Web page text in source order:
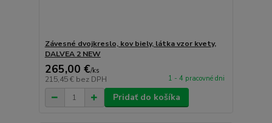
Závesné dvojkreslo, kov biely, látka vzor kvety,
DALVEA 2 NEW
265,00 €/ks
215,45 € bez DPH 1 - 4 pracovné dni
Pridať do košíka